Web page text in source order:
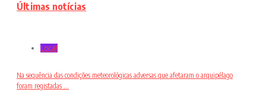
Últimas notícias
Local
Na sequência das condições meteorológicas adversas que afetaram o arquipélago
foram registadas ...